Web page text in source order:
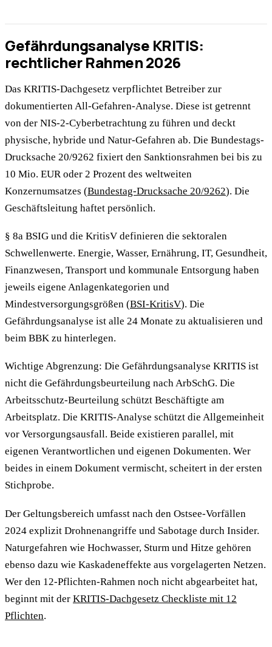
Gefährdungsanalyse KRITIS:
rechtlicher Rahmen 2026
Das KRITIS-Dachgesetz verpflichtet Betreiber zur
dokumentierten All-Gefahren-Analyse. Diese ist getrennt
von der NIS-2-Cyberbetrachtung zu führen und deckt
physische, hybride und Natur-Gefahren ab. Die Bundestags-
Drucksache 20/9262 fixiert den Sanktionsrahmen bei bis zu
10 Mio. EUR oder 2 Prozent des weltweiten
Konzernumsatzes (Bundestag-Drucksache 20/9262). Die
Geschäftsleitung haftet persönlich.
§ 8a BSIG und die KritisV definieren die sektoralen
Schwellenwerte. Energie, Wasser, Ernährung, IT, Gesundheit,
Finanzwesen, Transport und kommunale Entsorgung haben
jeweils eigene Anlagenkategorien und
Mindestversorgungsgrößen (BSI-KritisV). Die
Gefährdungsanalyse ist alle 24 Monate zu aktualisieren und
beim BBK zu hinterlegen.
Wichtige Abgrenzung: Die Gefährdungsanalyse KRITIS ist
nicht die Gefährdungsbeurteilung nach ArbSchG. Die
Arbeitsschutz-Beurteilung schützt Beschäftigte am
Arbeitsplatz. Die KRITIS-Analyse schützt die Allgemeinheit
vor Versorgungsausfall. Beide existieren parallel, mit
eigenen Verantwortlichen und eigenen Dokumenten. Wer
beides in einem Dokument vermischt, scheitert in der ersten
Stichprobe.
Der Geltungsbereich umfasst nach den Ostsee-Vorfällen
2024 explizit Drohnenangriffe und Sabotage durch Insider.
Naturgefahren wie Hochwasser, Sturm und Hitze gehören
ebenso dazu wie Kaskadeneffekte aus vorgelagerten Netzen.
Wer den 12-Pflichten-Rahmen noch nicht abgearbeitet hat,
beginnt mit der KRITIS-Dachgesetz Checkliste mit 12
Pflichten.